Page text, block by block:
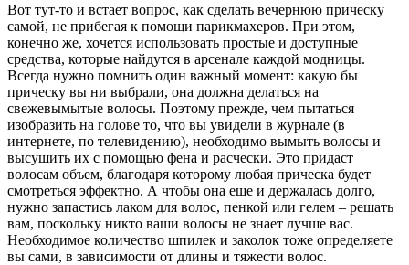
Вот тут-то и встает вопрос, как сделать вечернюю прическу
самой, не прибегая к помощи парикмахеров. При этом,
конечно же, хочется использовать простые и доступные
средства, которые найдутся в арсенале каждой модницы.
Всегда нужно помнить один важный момент: какую бы
прическу вы ни выбрали, она должна делаться на
свежевымытые волосы. Поэтому прежде, чем пытаться
изобразить на голове то, что вы увидели в журнале (в
интернете, по телевидению), необходимо вымыть волосы и
высушить их с помощью фена и расчески. Это придаст
волосам объем, благодаря которому любая прическа будет
смотреться эффектно. А чтобы она еще и держалась долго,
нужно запастись лаком для волос, пенкой или гелем – решать
вам, поскольку никто ваши волосы не знает лучше вас.
Необходимое количество шпилек и заколок тоже определяете
вы сами, в зависимости от длины и тяжести волос.